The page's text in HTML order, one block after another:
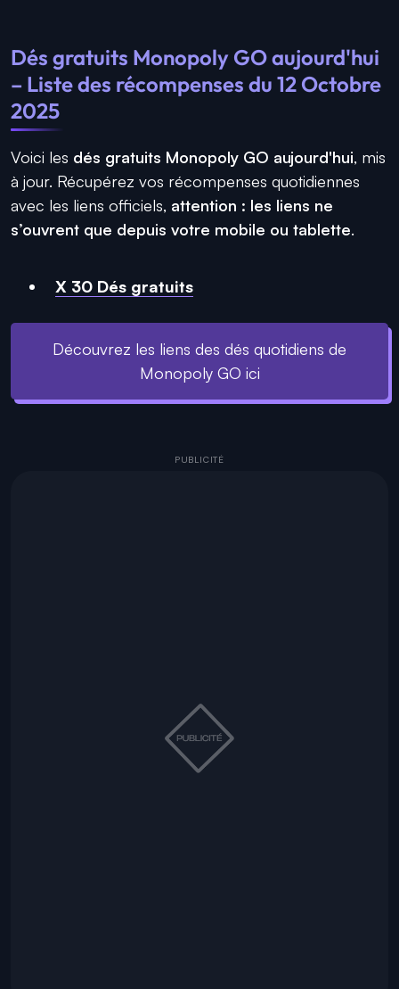
Dés gratuits Monopoly GO aujourd'hui
– Liste des récompenses du 12 Octobre
2025
Voici les dés gratuits Monopoly GO aujourd'hui, mis
à jour. Récupérez vos récompenses quotidiennes
avec les liens officiels, attention : les liens ne
s’ouvrent que depuis votre mobile ou tablette.
X 30 Dés gratuits
Découvrez les liens des dés quotidiens de
Monopoly GO ici